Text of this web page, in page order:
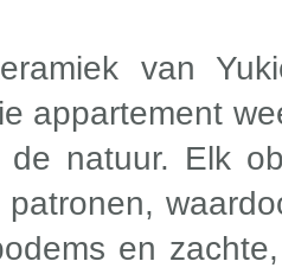
van
appartement
de natuur. Elk
en